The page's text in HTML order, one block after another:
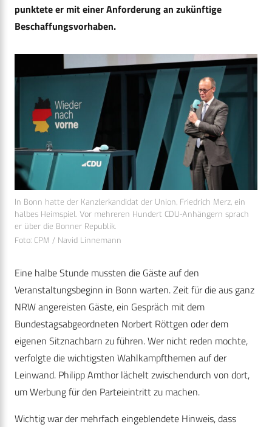
punktete er mit einer Anforderung an zukünftige
Beschaffungsvorhaben.
In Bonn hatte der Kanzlerkandidat der Union, Friedrich Merz, ein
halbes Heimspiel. Vor mehreren Hundert CDU-Anhängern sprach
er über die Bonner Republik.
Foto: CPM / Navid Linnemann
Eine halbe Stunde mussten die Gäste auf den
Veranstaltungsbeginn in Bonn warten. Zeit für die aus ganz
NRW angereisten Gäste, ein Gespräch mit dem
Bundestagsabgeordneten Norbert Röttgen oder dem
eigenen Sitznachbarn zu führen. Wer nicht reden mochte,
verfolgte die wichtigsten Wahlkampfthemen auf der
Leinwand. Philipp Amthor lächelt zwischendurch von dort,
um Werbung für den Parteieintritt zu machen.
Wichtig war der mehrfach eingeblendete Hinweis, dass